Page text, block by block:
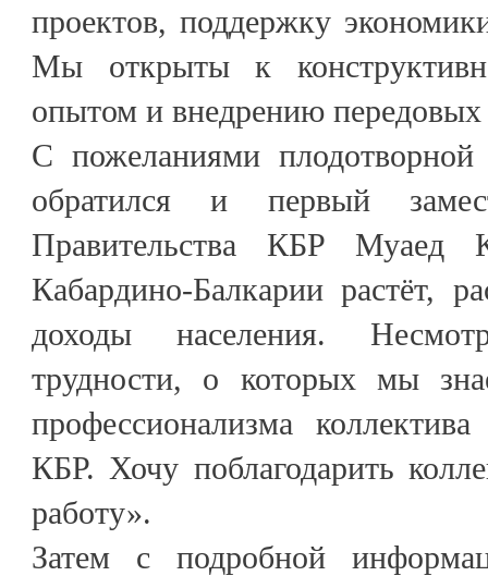
проектов, поддержку
Мы открыты к
опытом и внедрению передовых
С пожеланиями
обратился и первый
Правительства КБР Муаед
Кабардино-Балкарии растёт,
доходы населения.
трудности, о которых мы
профессионализма
КБР. Хочу поблагодарить
работу».
Затем с подробной